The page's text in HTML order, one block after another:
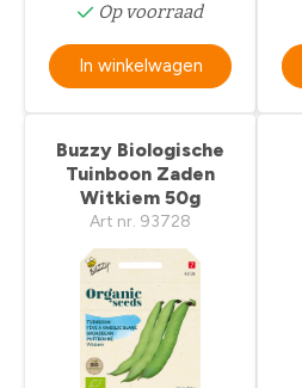
Op voorraad
In winkelwagen
Buzzy Biologische
Tuinboon Zaden
Witkiem 50g
Art nr. 93728